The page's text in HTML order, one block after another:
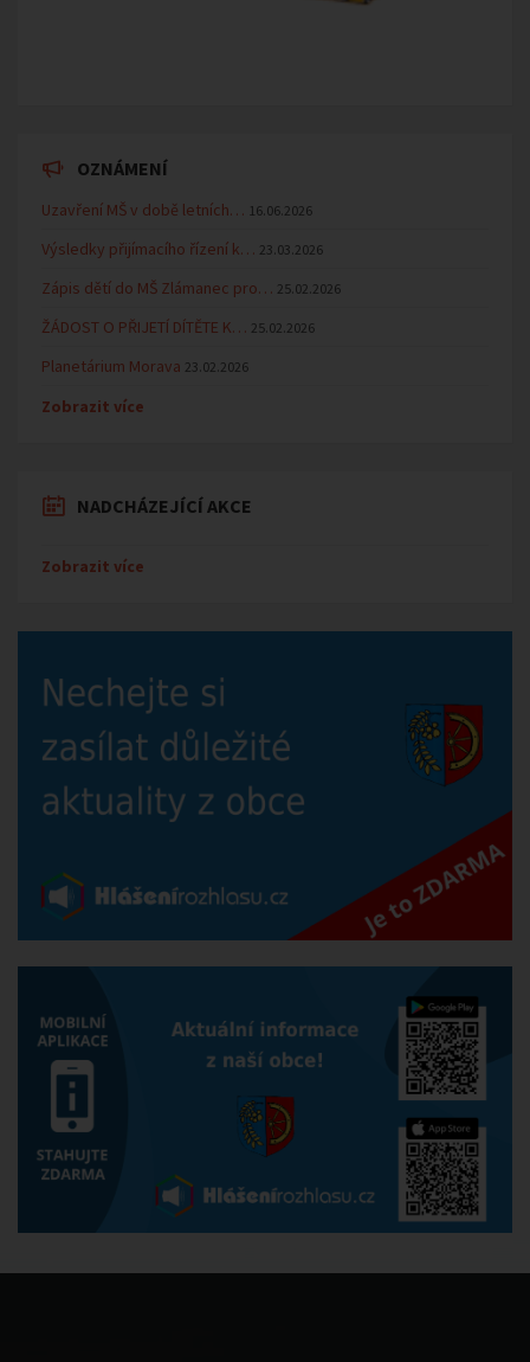
OZNÁMENÍ
Uzavření MŠ v době letních… 16.06.2026
Výsledky přijímacího řízení k… 23.03.2026
Zápis dětí do MŠ Zlámanec pro… 25.02.2026
ŽÁDOST O PŘIJETÍ DÍTĚTE K… 25.02.2026
Planetárium Morava 23.02.2026
Zobrazit více
NADCHÁZEJÍCÍ AKCE
Zobrazit více